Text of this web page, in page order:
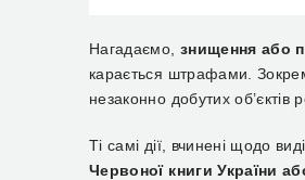
Нагадаємо, знищення або
карається штрафами.
незаконно добутих об’єктів
Ті самі дії, вчинені щодо
Червоної книги України